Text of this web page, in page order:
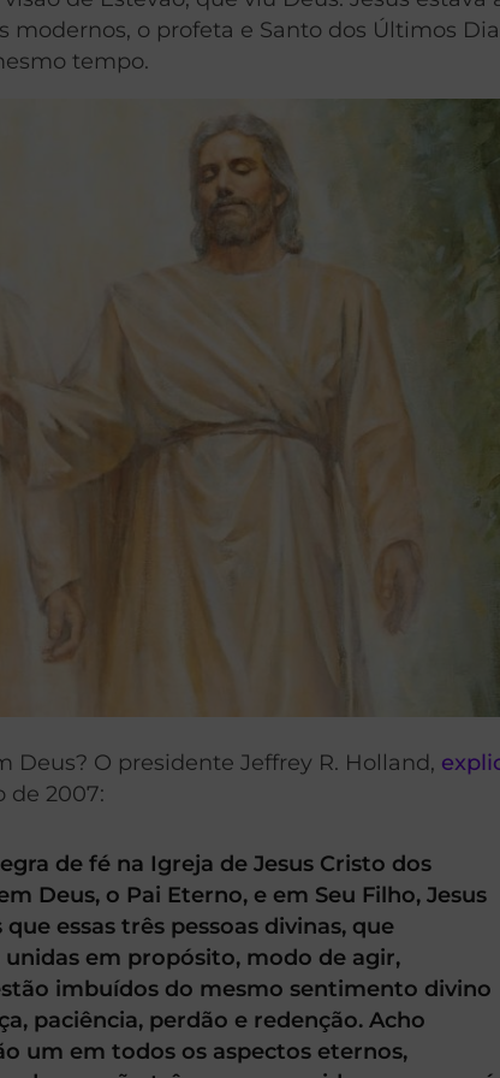
modernos, o profeta e Santo dos Últimos
tempo.
Deus? O presidente Jeffrey R. Holland,
de 2007:
de fé na Igreja de Jesus Cristo dos
Deus, o Pai Eterno, e em Seu Filho, Jesus
essas três pessoas divinas, que
em propósito, modo de agir,
imbuídos do mesmo sentimento divino
paciência, perdão e redenção. Acho
um em todos os aspectos eternos,